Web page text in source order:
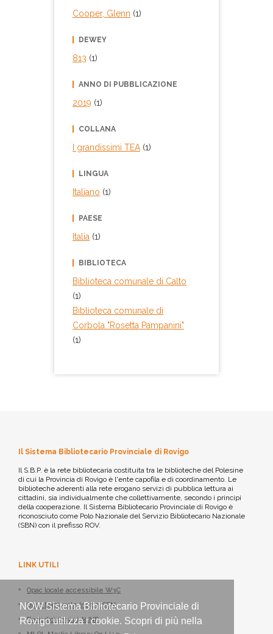
NOW Sistema Bibliotecario Provinciale di
Rovigo utilizza i cookie. Scopri di più nella
Cooper, Glenn (1)
DEWEY
813 (1)
ANNO DI PUBBLICAZIONE
2019 (1)
COLLANA
I grandissimi TEA (1)
LINGUA
Italiano (1)
PAESE
Italia (1)
BIBLIOTECA
Biblioteca comunale di Calto
(1)
Biblioteca comunale di
Corbola "Rosetta Pampanini"
(1)
Il Sistema Bibliotecario Provinciale di Rovigo
Il S.B.P. è la rete bibliotecaria costituita tra le biblioteche del Polesine
di cui la Provincia di Rovigo è l'ente capofila e di coordinamento. Le
biblioteche aderenti alla rete erogano servizi di pubblica lettura ai
cittadini, sia individualmente che collettivamente, secondo i principi
della cooperazione. Il Sistema Bibliotecario Provinciale di Rovigo è
riconosciuto come Polo Nazionale del Servizio Bibliotecario Nazionale
(SBN) con il prefisso ROV.
LINK UTILI
Opac locale accessibile W3C
Opac Nazionale Indice SBN
Periodici italiani ACNP